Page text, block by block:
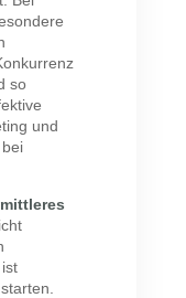
so
und